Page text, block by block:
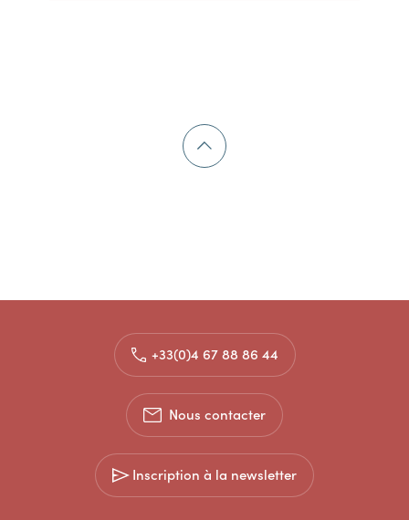
+33(0)4 67 88 86 44
Nous contacter
Inscription à la newsletter